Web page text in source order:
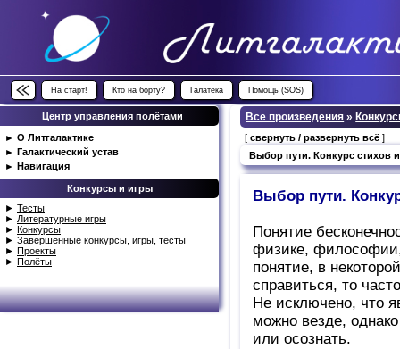
На старт! Кто на борту? Галатека Помощь (SOS)
Центр управления полётами
► О Литгалактике
► Галактический устав
► Навигация
Конкурсы и игры
► Тесты
► Литературные игры
► Конкурсы
► Завершенные конкурсы, игры, тесты
► Проекты
► Полёты
Все произведения »
[свернуть / развернуть всё ]
Выбор пути. Конкурс стихов
Выбор пути.
Понятие
физике, философии,
понятие, в
справиться, то
Не исключено, что
можно везде,
или осознать.